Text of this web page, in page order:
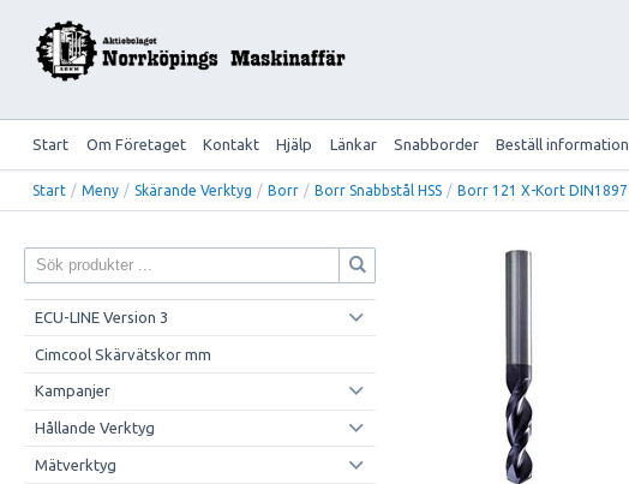
Start Om Företaget Kontakt Hjälp Länkar Snabborder Beställ information
Start / Meny / Skärande Verktyg / Borr / Borr Snabbstål HSS / Borr 121 X-Kort DIN1897
ECU-LINE Version 3
Cimcool Skärvätskor mm
Kampanjer
Hållande Verktyg
Mätverktyg